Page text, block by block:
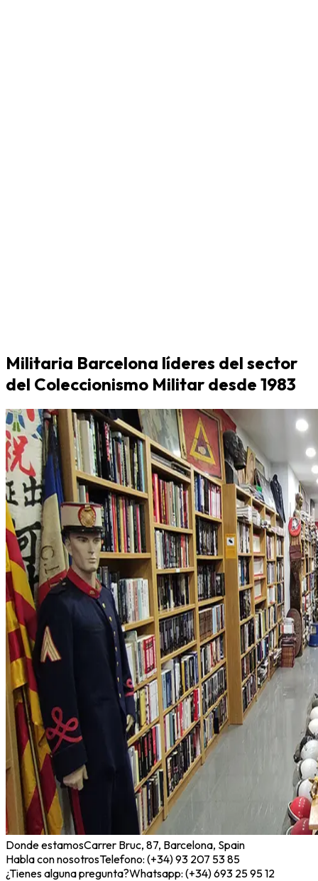
Militaria Barcelona líderes del sector
del Coleccionismo Militar desde 1983
Donde estamosCarrer Bruc, 87, Barcelona, Spain
Habla con nosotrosTelefono: (+34) 93 207 53 85
¿Tienes alguna pregunta?Whatsapp: (+34) 693 25 95 12